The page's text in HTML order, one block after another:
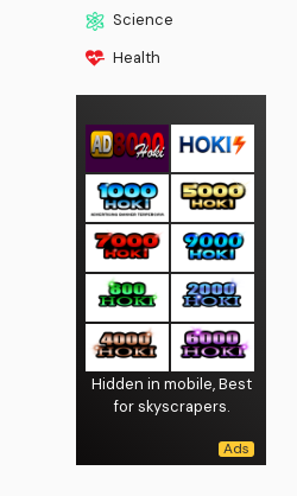
Science
Health
Hidden in mobile, Best
for skyscrapers.